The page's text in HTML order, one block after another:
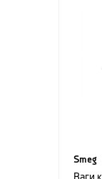
Smeg